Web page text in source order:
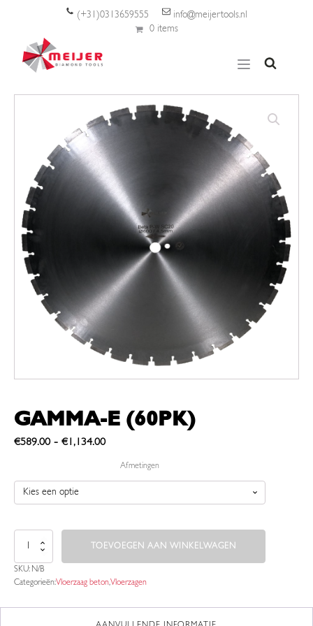
(+31)0313659555
info@meijertools.nl
0 items
GAMMA-E (60PK)
€589.00 - €1,134.00Prijsklasse:
€589.00
tot
Afmetingen
Gamma-
(60pk)
aantal
TOEVOEGEN AAN WINKELWAGEN
SKU: N/B
Categorieën:Vloerzaag beton,Vloerzagen